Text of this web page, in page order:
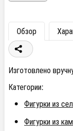
Обзор
Изготовлено
Категории:
Фигурки из
Фигурки из